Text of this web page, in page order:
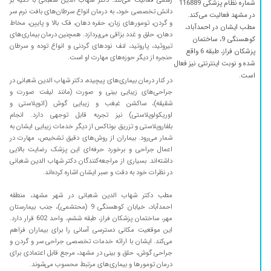
ماهر و خوش اخلاق هستند من راضی هستم
بررسی پزشکیشون دقیق و با حوصله بود ‍️ ۱۴۰۴/۰۹/۲۳
همه چی عالی ۱۴۰۵/۰۳/۲۴
عدم رضایت
ماشاالله خیلی دکتر خوبی هستن ۱۴۰۳/۱۲/۰۱
بسیار با تجربه و بااخلاق ۱۴۰۴/۰۴/۱۰
سلام غده لنفاوی زیر گوش ودرد فک وورم شقیقه
درزمان غذا خوردن
۱۴۰۴/۰۸/۰۵
پسرم مشکل لوزه داشت با تجویز دارو بهتر شده ۱۴۰۴/۰۳/۱۷
دکتر تشخیص دادن دردم چیه و جرم گوش منو با
صبروحوصله انجام دادن و دارو دادن
درجه یک ، مشکل تنفسی سینوزیت آلرژی ده ساله
منو در دوهفته درمان کردند
۱۴۰۴/۰۷/۲۶
کمی معطل شدم اما برخورد منشی بسیار مودبانه و ۱۴۰۴/۰۹/۰۱
شماره نظام پزشکی 116889
در مشهد فعالیت می‌کند.
مطب ایشان در احمدآباد،
کوهسنگی 9، ساختمان
پزشکان فراز، طبقه 6 واقع
شده و نوبت اینترنتی نیز فعال
است.
دانش تخصصی خود، به درمان انواع سرطان‌های بافت نرم سر
و گردن، تومورهای زبان، حفره دهان، فک بالا و پایین، مخاط
دهان، حلق و غدد بزاقی می‌پردازد. همچنین درمان بیماری‌های
تیروئید، پاروتید، لنف نودهای گردنی و انواع توده و سرطان
حنجره از دیگر حوزه‌های مهارت او است.
در کنار درمان بیماری‌های پیچیده، دکتر شهاب الدین شعبانی در
جراحی‌های زیبایی بینی و صورت (مانند لیفت صورت و
شقیقه)، ساکشن غبغب و زیبایی گوش (اتوپلاستی و
اوریکولوپلاستی) نیز تجربه قابل توجهی دارد. انجام
بلفاروپلاستی و تزریق بوتاکس از دیگر خدمات زیبایی ایشان به
شمار می‌رود. بیماران از روش‌های دقیق تشخیص، مهارت در
اعمال جراحی و برخورد حرفه‌ای این پزشک رضایت بالایی
داشته‌اند. بسیاری از مراجعه‌کنندگان دکتر شهاب الدین شعبانی
در نظرات خود به دقت و صبر ایشان اشاره کرده‌اند.
مطب دکتر شهاب الدین شعبانی در شهر مشهد، منطقه
احمدآباد، خیابان کوهسنگی 9 (محتشمی)، جنب بیمارستان
مهر، ساختمان پزشکان فراز، طبقه ششم، واحد 602 قرار دارد.
این موقعیت مکانی دسترسی آسانی را برای بیماران فراهم
می‌کند. ایشان با ارائه خدمات تخصصی جراحی سر و گردن و
جراحی گوش، حلق و بینی در مشهد، مرجع قابل اعتمادی برای
درمان تومورها و بیماری‌های مرتبط محسوب می‌شوند.